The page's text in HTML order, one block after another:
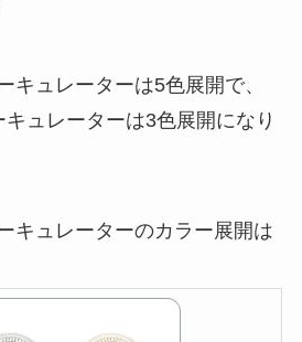
キュレーターは5色展開で、
ュレーターは3色展開になり
キュレーターのカラー展開は